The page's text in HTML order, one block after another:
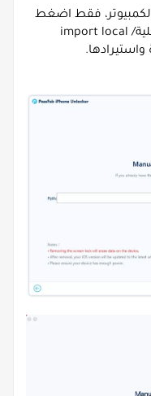
الكمبيوتر، فقط اضغط
على زر "استيراد البرامج الثابتة المحلية/ import local